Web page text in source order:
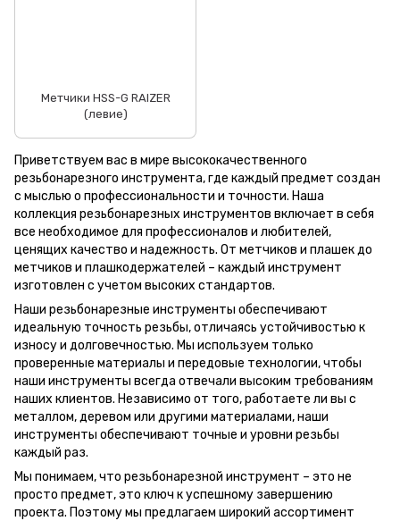
Приветствуем вас в мире высококачественного
резьбонарезного инструмента, где каждый предмет создан
с мыслью о профессиональности и точности. Наша
коллекция резьбонарезных инструментов включает в себя
все необходимое для профессионалов и любителей,
ценящих качество и надежность. От метчиков и плашек до
метчиков и плашкодержателей – каждый инструмент
изготовлен с учетом высоких стандартов.
Наши резьбонарезные инструменты обеспечивают
идеальную точность резьбы, отличаясь устойчивостью к
износу и долговечностью. Мы используем только
проверенные материалы и передовые технологии, чтобы
наши инструменты всегда отвечали высоким требованиям
наших клиентов. Независимо от того, работаете ли вы с
металлом, деревом или другими материалами, наши
инструменты обеспечивают точные и уровни резьбы
каждый раз.
Мы понимаем, что резьбонарезной инструмент – это не
просто предмет, это ключ к успешному завершению
проекта. Поэтому мы предлагаем широкий ассортимент
Метчики HSS-G RAIZER
(левие)